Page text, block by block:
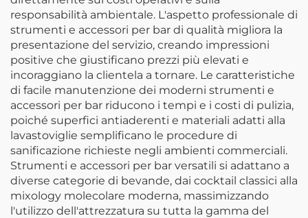
responsabilità ambientale. L'aspetto professionale di
strumenti e accessori per bar di qualità migliora la
presentazione del servizio, creando impressioni
positive che giustificano prezzi più elevati e
incoraggiano la clientela a tornare. Le caratteristiche
di facile manutenzione dei moderni strumenti e
accessori per bar riducono i tempi e i costi di pulizia,
poiché superfici antiaderenti e materiali adatti alla
lavastoviglie semplificano le procedure di
sanificazione richieste negli ambienti commerciali.
Strumenti e accessori per bar versatili si adattano a
diverse categorie di bevande, dai cocktail classici alla
mixology molecolare moderna, massimizzando
l'utilizzo dell'attrezzatura su tutta la gamma del